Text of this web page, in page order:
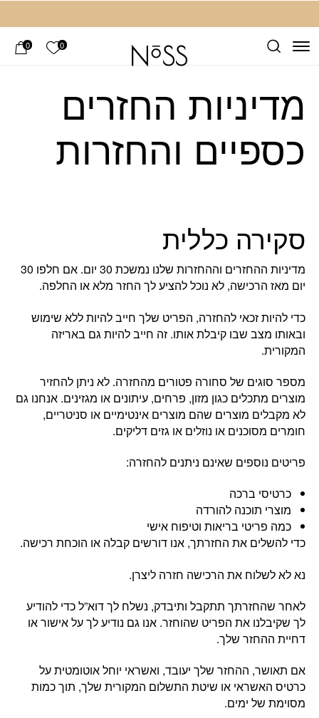
0 הרשימה
0
מדיניות החזרים
כספיים והחזרות
סקירה כללית
מדיניות ההחזרים וההחזרות שלנו נמשכת 30 יום. אם חלפו 30
יום מאז הרכישה, לא נוכל להציע לך החזר מלא או החלפה.
כדי להיות זכאי להחזרה, הפריט שלך חייב להיות ללא שימוש
ובאותו מצב שבו קיבלת אותו. זה חייב להיות גם באריזה
המקורית.
מספר סוגים של סחורה פטורים מהחזרה. לא ניתן להחזיר
מוצרים מתכלים כגון מזון, פרחים, עיתונים או מגזינים. אנחנו גם
לא מקבלים מוצרים שהם מוצרים אינטימיים או סניטריים,
חומרים מסוכנים או נוזלים או גזים דליקים.
פריטים נוספים שאינם ניתנים להחזרה:
כרטיסי ברכה
מוצרי תוכנה להורדה
כמה פריטי בריאות וטיפוח אישי
כדי להשלים את החזרתך, אנו דורשים קבלה או הוכחת רכישה.
נא לא לשלוח את הרכישה חזרה ליצרן.
לאחר שהחזרתך תתקבל ותיבדק, נשלח לך דוא”ל כדי להודיע ​​
לך שקיבלנו את הפריט שהוחזר. אנו גם נודיע לך על אישור או
דחיית ההחזר שלך.
אם תאושר, ההחזר שלך יעובד, ואשראי יוחל אוטומטית על
כרטיס האשראי או שיטת התשלום המקורית שלך, תוך כמות
מסוימת של ימים.